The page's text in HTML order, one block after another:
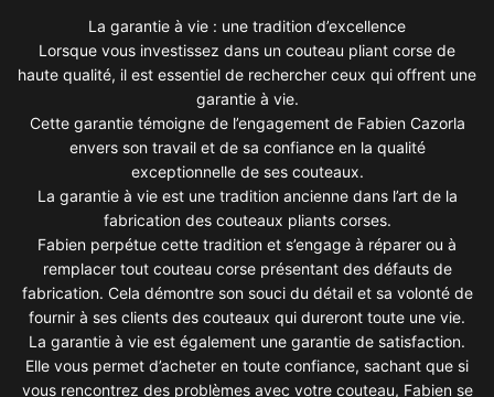
La garantie à vie : une tradition d’excellence
Lorsque vous investissez dans un couteau pliant corse de
haute qualité, il est essentiel de rechercher ceux qui offrent une
garantie à vie.
Cette garantie témoigne de l’engagement de Fabien Cazorla
envers son travail et de sa confiance en la qualité
exceptionnelle de ses couteaux.
La garantie à vie est une tradition ancienne dans l’art de la
fabrication des couteaux pliants corses.
Fabien perpétue cette tradition et s’engage à réparer ou à
remplacer tout couteau corse présentant des défauts de
fabrication. Cela démontre son souci du détail et sa volonté de
fournir à ses clients des couteaux qui dureront toute une vie.
La garantie à vie est également une garantie de satisfaction.
Elle vous permet d’acheter en toute confiance, sachant que si
vous rencontrez des problèmes avec votre couteau, Fabien se